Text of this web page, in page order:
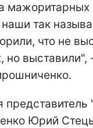
мажоритарных
наши так
что не
но выставили",
представитель
Юрий